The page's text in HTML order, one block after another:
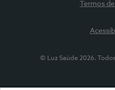
Termos
© Luz Saúde 2026.